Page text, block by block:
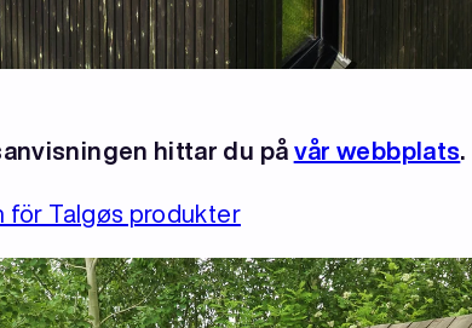
hittar du på vår webbplats.
för Talgøs produkter